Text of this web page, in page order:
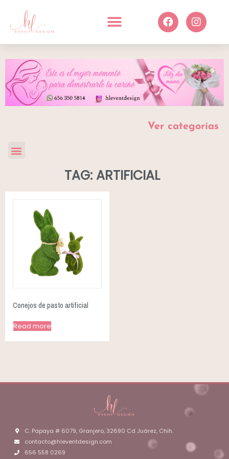
Ver categorías
TAG: ARTIFICIAL
Conejos de pasto artificial
Read more
C. Papaya # 6079, Granjero, 32690 Cd Juárez, Chih.
contacto@hleventdesign.com
656 558 0269